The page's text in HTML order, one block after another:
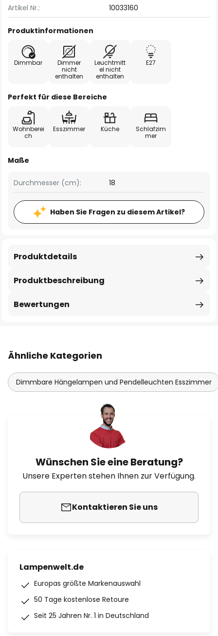
Artikel Nr.: 10033160
Produktinformationen
Dimmbar
Dimmer
nicht
enthalten
Leuchtmitt
el nicht
enthalten
E27
Perfekt für diese Bereiche
Wohnberei
ch
Esszimmer Küche
Schlafzim
mer
Maße
Durchmesser (cm): 18
Haben Sie Fragen zu diesem Artikel?
Produktbeschreibung
Produktdetails
Bewertungen
Ähnliche Kategorien
Dimmbare Hängelampen und Pendelleuchten Esszimmer
Wünschen Sie eine Beratung?
Unsere Experten stehen Ihnen zur Verfügung.
Kontaktieren Sie uns
Lampenwelt.de
Europas größte Markenauswahl
50 Tage kostenlose Retoure
Seit 25 Jahren Nr. 1 in Deutschland